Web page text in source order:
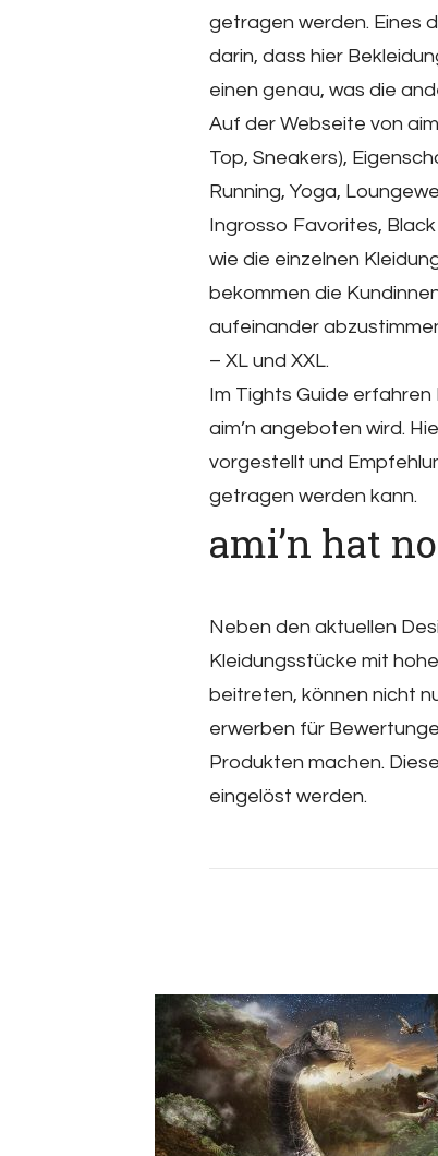
getragen werden. Eines
darin, dass hier
einen genau, was die
Auf der Webseite von
Top, Sneakers),
Running, Yoga,
Ingrosso Favorites,
wie die einzelnen
bekommen die
aufeinander
– XL und XXL.
Im Tights Guide
aim’n angeboten wird.
vorgestellt und
getragen werden kann.
ami’n hat
Neben den aktuellen
Kleidungsstücke mit
beitreten, können nicht
erwerben für
Produkten machen.
eingelöst werden.
Post
Navigation